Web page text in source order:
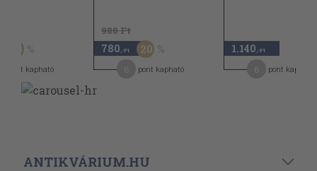
50
pont kapható
980 Ft
780 ,-Ft 20
pont kapható
1.140 ,-Ft
pont kapható
ANTIKVÁRIUM.HU